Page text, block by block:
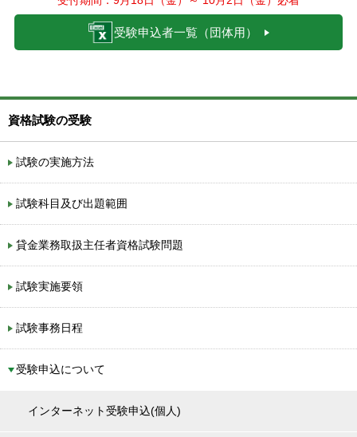
受験申込者一覧（団体用）
資格試験の受験
試験の実施方法
試験科目及び出題範囲
貸金業務取扱主任者資格試験問題
試験実施要領
試験事務日程
受験申込について
インターネット受験申込(個人)